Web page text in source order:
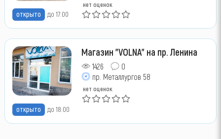
открыто до 17:00
нет оценок
открыто до 18:00
Магазин "VOLNA" на пр. Ленина
1426
0
пр. Металлургов 58
нет оценок